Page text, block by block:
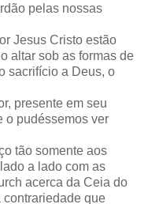
pelas nossas
Jesus Cristo estão
altar sob as formas de
sacrifício a Deus, o
presente em seu
o pudéssemos ver
tão somente aos
a lado com as
acerca da Ceia do
contrariedade que